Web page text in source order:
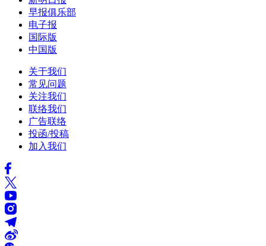
早报俱乐部
电子报
国际版
中国版
关于我们
常见问题
关注我们
联络我们
广告联络
投函/投稿
加入我们